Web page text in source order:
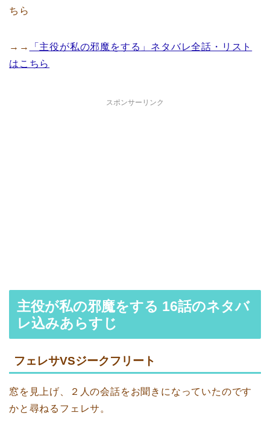
ちら
→→
「主役が私の邪魔をする」ネタバレ全話・リスト
はこちら
スポンサーリンク
主役が私の邪魔をする 16話のネタバ
レ込みあらすじ
フェレサVSジークフリート
窓を見上げ、２人の会話をお聞きになっていたのです
かと尋ねるフェレサ。